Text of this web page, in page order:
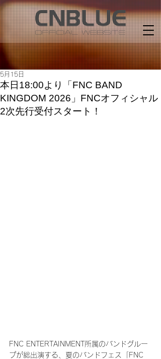
本日18:00より「FNC BAND
KINGDOM 2026」FNCオフィシャル
2次先行受付スタート！
5月15日
FNC ENTERTAINMENT所属のバンドグルー
プが総出演する、夏のバンドフェス「FNC